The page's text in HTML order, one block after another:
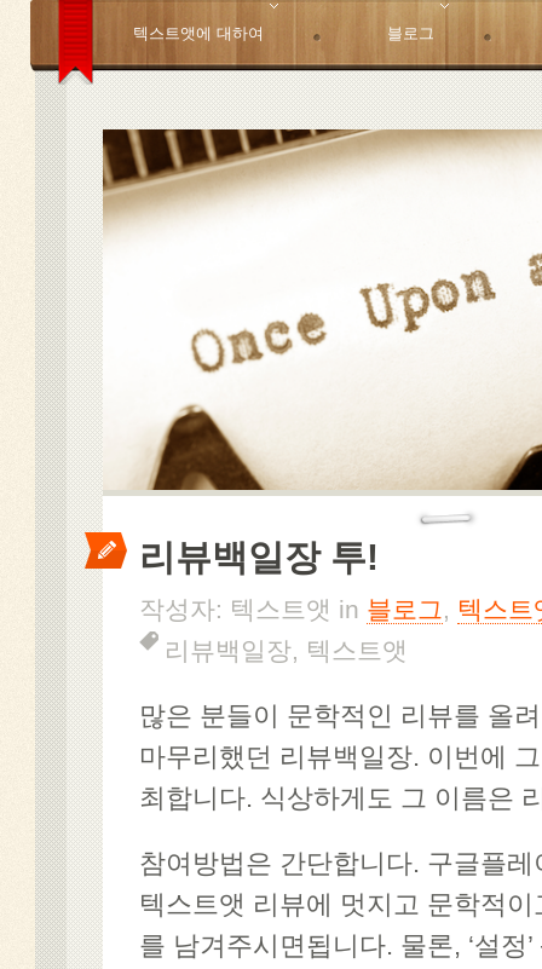
텍스트앳에 대하여 블로그
리뷰백일장 투!
작성자: 텍스트앳 in 블로그 , 텍스트
리뷰백일장, 텍스트앳
많은 분들이 문학적인 리뷰를 올
마무리했던 리뷰백일장. 이번에
최합니다. 식상하게도 그 이름은
참여방법은 간단합니다. 구글플
텍스트앳 리뷰에 멋지고 문학적
를 남겨주시면됩니다. 물론, ‘설정’